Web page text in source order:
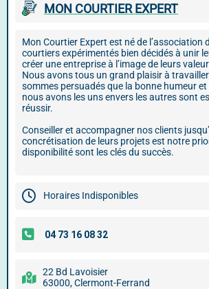
MON COURTIER EXPERT
Mon Courtier Expert est né de l’association
courtiers expérimentés bien décidés à unir
créer une entreprise à l’image de leurs
Nous avons tous un grand plaisir à
sommes persuadés que la bonne humeur
nous avons les uns envers les autres sont
réussir.
Conseiller et accompagner nos clients
concrétisation de leurs projets est notre
disponibilité sont les clés du succès.
Horaires Indisponibles
22 Bd Lavoisier
63000, Clermont-Ferrand